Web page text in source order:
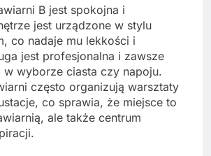
B jest spokojna i
jest urządzone w stylu
co nadaje mu lekkości i
jest profesjonalna i zawsze
wyborze ciasta czy napoju.
często organizują warsztaty
co sprawia, że miejsce to
ale także centrum